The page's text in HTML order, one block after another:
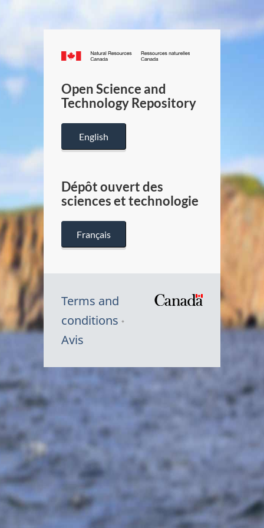
Canada.ca
/
Canada
Open Science and
Technology Repository
English
Dépôt ouvert des
sciences et technologie
Français
Terms and
conditions
Avis
Symbole
Canada